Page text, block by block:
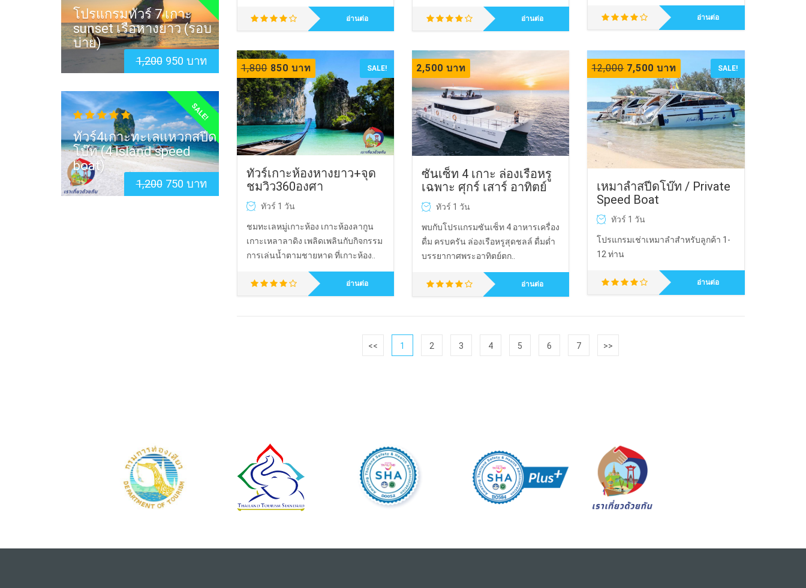
อ่านต่อ อ่านต่อ อ่านต่อ
1,800 850 บาท SALE!
ทัวร์เกาะห้องหางยาว+จุด
ชมวิว360องศา
ทัวร์ 1 วัน
ชมทะเลหมู่เกาะห้อง เกาะห้องลากูน
เกาะเหลาลาดิง เพลิดเพลินกับกิจกรรม
การเล่นน้ำตามชายหาด ที่เกาะห้อง..
อ่านต่อ
2,500 บาท
ซันเซ็ท 4 เกาะ ล่องเรือหรู
เฉพาะ ศุกร์ เสาร์ อาทิตย์
ทัวร์ 1 วัน
พบกับโปรแกรมซันเซ็ท 4 อาหารเครื่อง
ดื่ม ครบครัน ล่องเรือหรูสุดชลล์ ดื่มด่ำ
บรรยากาศพระอาทิตย์ตก..
อ่านต่อ
12,000 7,500 บาท SALE!
เหมาลำสปีดโบ๊ท / Private
Speed Boat
ทัวร์ 1 วัน
โปรแกรมเช่าเหมาลำสำหรับลูกค้า 1-
12 ท่าน
อ่านต่อ
<< 1 2 3 4 5 6 7 >>
โปรแกรมทัวร์ 7 เกาะ
sunset เรือหางยาว (รอบ
บ่าย)
1,200 950 บาท
SALE!
ทัวร์4เกาะทะเลแหวกสปีด
โบ๊ท (4 Island speed
boat)
1,200 750 บาท